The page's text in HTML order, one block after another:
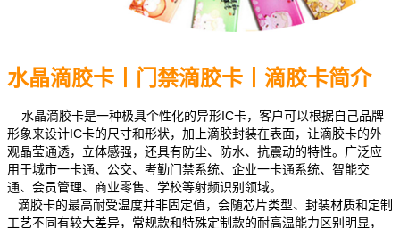
水晶滴胶卡丨门禁滴胶卡丨滴胶卡简介
水晶滴胶卡是一种极具个性化的异形IC卡，客户可以根据自己品牌
形象来设计IC卡的尺寸和形状，加上滴胶封装在表面，让滴胶卡的外
观晶莹通透，立体感强，还具有防尘、防水、抗震动的特性。广泛应
用于城市一卡通、公交、考勤门禁系统、企业一卡通系统、智能交
通、会员管理、商业零售、学校等射频识别领域。
滴胶卡的最高耐受温度并非固定值，会随芯片类型、封装材质和定制
工艺不同有较大差异，常规款和特殊定制款的耐高温能力区别明显，